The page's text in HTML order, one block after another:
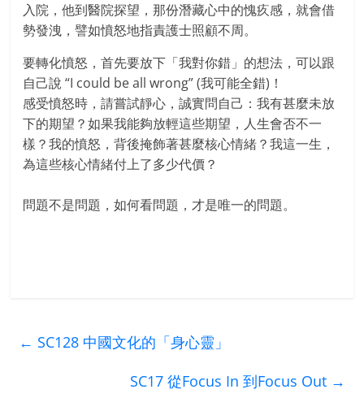
入院，他到醫院探望，那份潛藏心中的愧疚感，就會借
勢發洩，譬如憤怒地指責護士照顧不周。
要轉化憤怒，首先要放下「我對你錯」的想法，可以跟
自己說 “I could be all wrong” (我可能全錯)！
感受憤怒時，請嘗試靜心，誠實問自己：我有甚麼未放
下的期望？如果我能夠放輕這些期望，人生會否不一
樣？我的憤怒，背後掩飾著甚麼核心情緒？我這一生，
為這些核心情緒付上了多少代價？
問題不是問題，如何看問題，才是唯一的問題。
← SC128 中國文化的「身心靈」
SC17 從Focus In 到Focus Out →